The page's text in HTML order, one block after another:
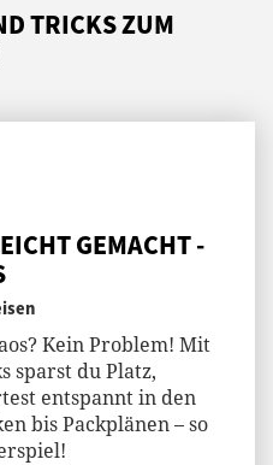
TRICKS ZUM
GEMACHT -
Kein Problem! Mit
sparst du Platz,
entspannt in den
bis Packplänen – so